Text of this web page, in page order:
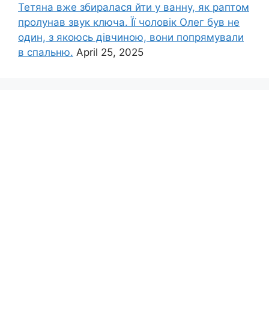
Тетяна вже збиралася йти у ванну, як раптом
пролунав звук ключа. Її чоловік Олег був не
один, з якоюсь дівчиною, вони попрямували
в спальню. April 25, 2025